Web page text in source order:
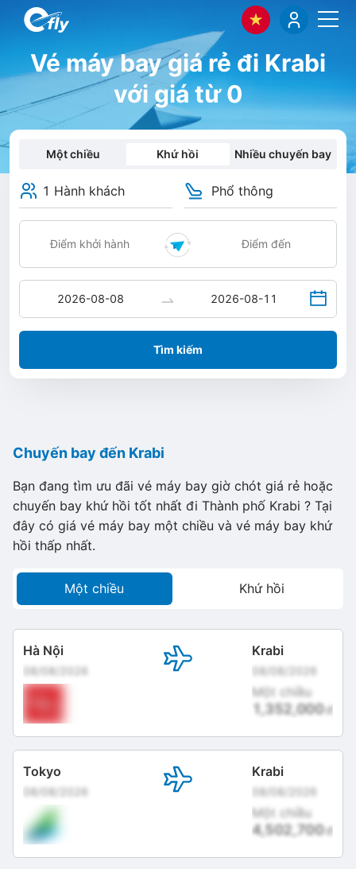
Vé máy bay giá rẻ đi Krabi
với giá từ 0
Một chiều Khứ hồi Nhiều chuyến bay
1 Hành khách Phổ thông
Tìm kiếm
Chuyến bay đến Krabi
Bạn đang tìm ưu đãi vé máy bay giờ chót giá rẻ hoặc
chuyến bay khứ hồi tốt nhất đi Thành phố Krabi ? Tại
đây có giá vé máy bay một chiều và vé máy bay khứ
hồi thấp nhất.
Một chiều Khứ hồi
Hà Nội
08/08/2026
Krabi
08/08/2026
Một chiều
1,352,000đ
Tokyo
08/08/2026
Krabi
08/08/2026
Một chiều
4,502,700đ